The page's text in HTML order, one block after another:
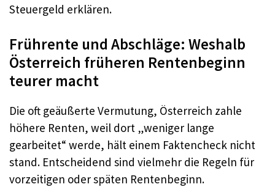
Steuergeld erklären.
Frührente und Abschläge: Weshalb
Österreich früheren Rentenbeginn
teurer macht
Die oft geäußerte Vermutung, Österreich zahle
höhere Renten, weil dort „weniger lange
gearbeitet“ werde, hält einem Faktencheck nicht
stand. Entscheidend sind vielmehr die Regeln für
vorzeitigen oder späten Rentenbeginn.